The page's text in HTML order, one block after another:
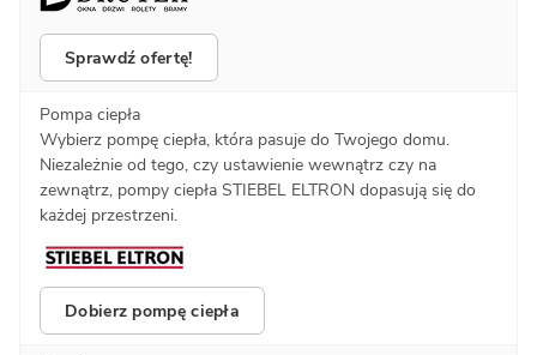
Sprawdź ofertę!
Pompa ciepła
Wybierz pompę ciepła, która pasuje do Twojego domu.
Niezależnie od tego, czy ustawienie wewnątrz czy na
zewnątrz, pompy ciepła STIEBEL ELTRON dopasują się do
każdej przestrzeni.
Dobierz pompę ciepła